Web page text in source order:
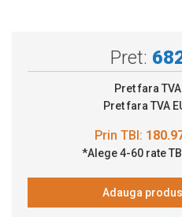
Pret:
Pret fara
Pret fara TVA
*Alege 4-60 rate
Adauga